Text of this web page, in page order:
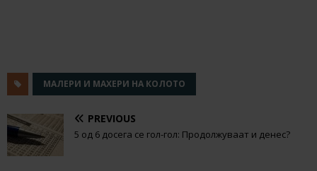
МАЛЕРИ И МАХЕРИ НА КОЛОТО
PREVIOUS
5 од 6 досега се гол-гол: Продолжуваат и денес?